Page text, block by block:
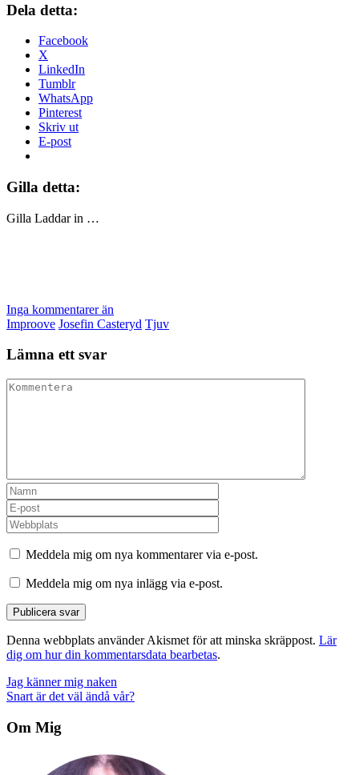
Dela detta:
Facebook
X
LinkedIn
Tumblr
WhatsApp
Pinterest
Skriv ut
E-post
Gilla detta:
Gilla Laddar in …
Inga kommentarer än
Improove Josefin Casteryd Tjuv
Lämna ett svar
Meddela mig om nya kommentarer via e-post.
Meddela mig om nya inlägg via e-post.
Denna webbplats använder Akismet för att minska skräppost. Lär
dig om hur din kommentarsdata bearbetas.
Inläggsnavigering
Jag känner mig naken
Snart är det väl ändå vår?
Om Mig